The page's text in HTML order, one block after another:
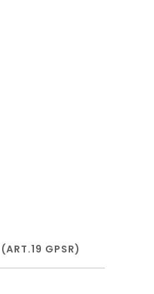
GPSR)